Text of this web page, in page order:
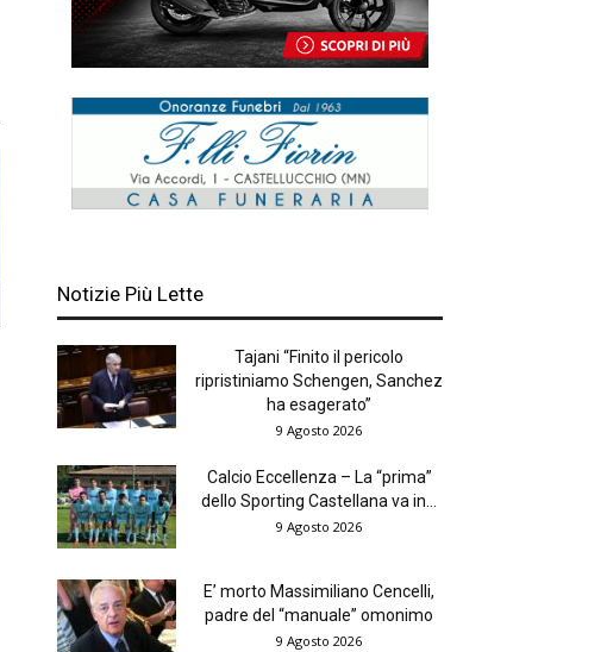
Notizie Più Lette
Tajani “Finito il pericolo
ripristiniamo Schengen, Sanchez
ha esagerato”
9 Agosto 2026
Calcio Eccellenza – La “prima”
dello Sporting Castellana va in...
9 Agosto 2026
E’ morto Massimiliano Cencelli,
padre del “manuale” omonimo
9 Agosto 2026